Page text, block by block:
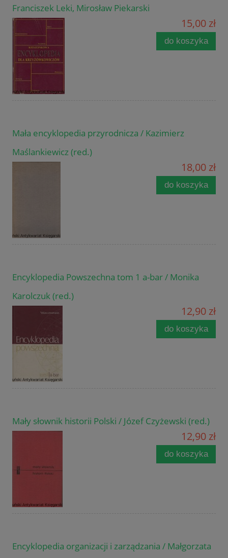
Franciszek Leki, Mirosław Piekarski
15,00 zł
do koszyka
Mała encyklopedia przyrodnicza / Kazimierz
Maślankiewicz (red.)
18,00 zł
do koszyka
Encyklopedia Powszechna tom 1 a-bar / Monika
Karolczuk (red.)
12,90 zł
do koszyka
Mały słownik historii Polski / Józef Czyżewski (red.)
12,90 zł
do koszyka
Encyklopedia organizacji i zarządzania / Małgorzata